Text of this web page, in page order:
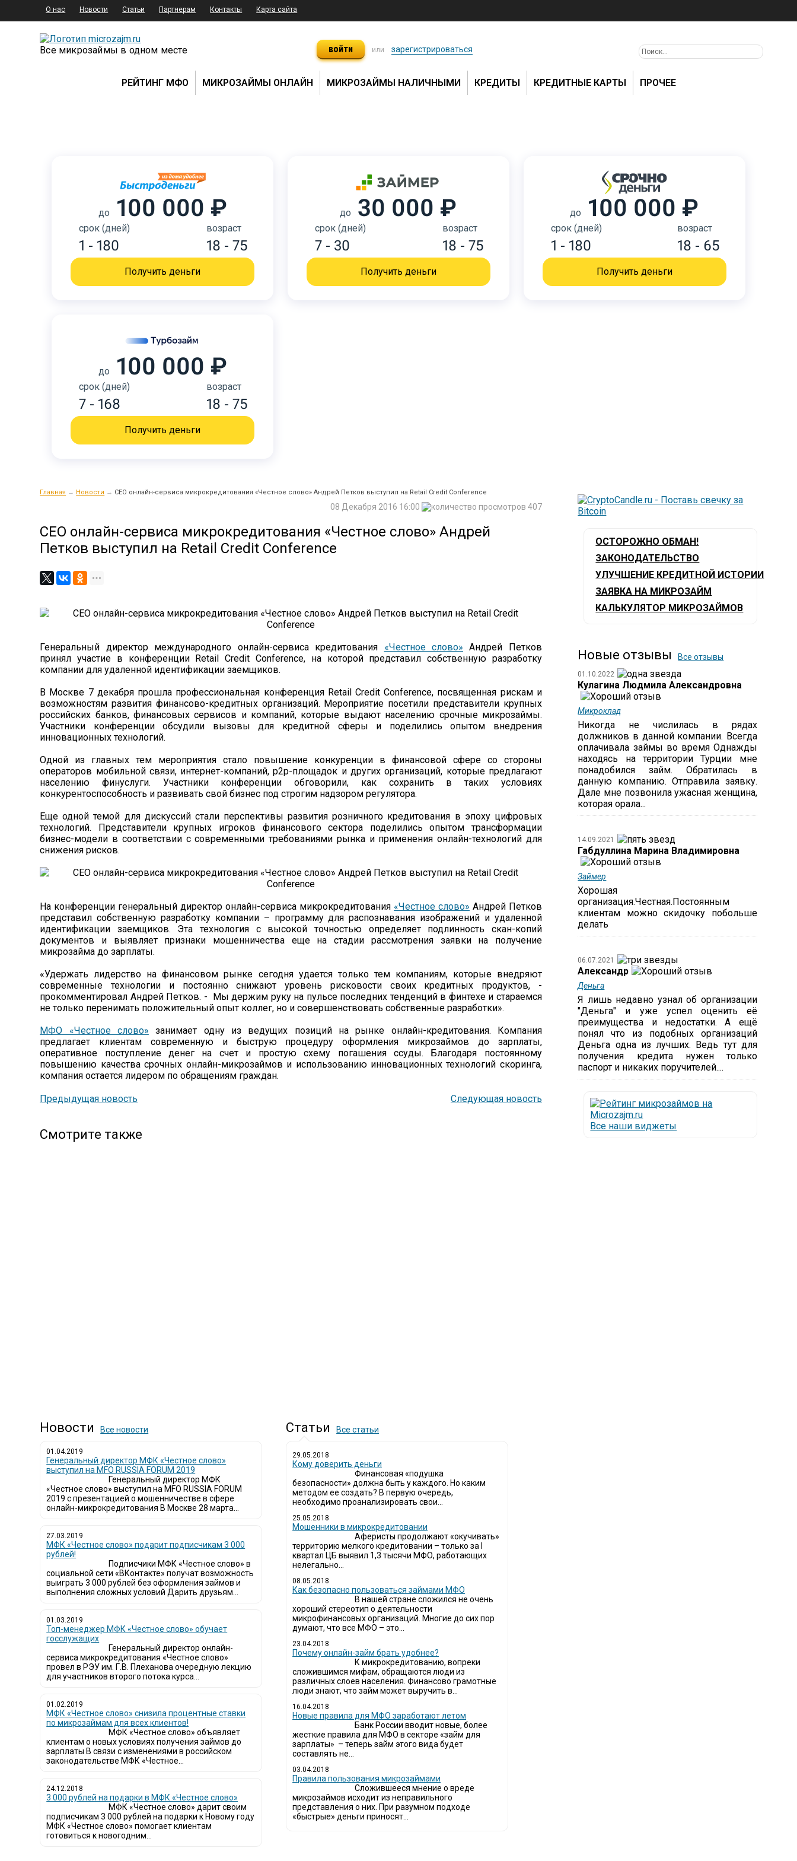
О нас Новости Статьи Партнерам Контакты Карта сайта
Все микрозаймы в одном месте войти или зарегистрироваться
РЕЙТИНГ МФО МИКРОЗАЙМЫ ОНЛАЙН МИКРОЗАЙМЫ НАЛИЧНЫМИ КРЕДИТЫ КРЕДИТНЫЕ КАРТЫ ПРОЧЕЕ
до 100 000 ₽
срок (дней)
1 - 180
возраст
18 - 75
Получить деньги
до 30 000 ₽
срок (дней)
7 - 30
возраст
18 - 75
Получить деньги
до 100 000 ₽
срок (дней)
1 - 180
возраст
18 - 65
Получить деньги
до 100 000 ₽
срок (дней)
7 - 168
возраст
18 - 75
Получить деньги
Главная → Новости → СЕО онлайн-сервиса микрокредитования «Честное слово» Андрей Петков выступил на Retail Credit Conference
407
08 Декабря 2016 16:00
СЕО онлайн-сервиса микрокредитования «Честное слово» Андрей
Петков выступил на Retail Credit Conference
Генеральный директор международного онлайн-сервиса кредитования «Честное слово» Андрей Петков
принял участие в конференции Retail Credit Conference, на которой представил собственную разработку
компании для удаленной идентификации заемщиков.
В Москве 7 декабря прошла профессиональная конференция Retail Credit Conference, посвященная рискам и
возможностям развития финансово-кредитных организаций. Мероприятие посетили представители крупных
российских банков, финансовых сервисов и компаний, которые выдают населению срочные микрозаймы.
Участники конференции обсудили вызовы для кредитной сферы и поделились опытом внедрения
инновационных технологий.
Одной из главных тем мероприятия стало повышение конкуренции в финансовой сфере со стороны
операторов мобильной связи, интернет-компаний, р2р-площадок и других организаций, которые предлагают
населению финуслуги. Участники конференции обговорили, как сохранить в таких условиях
конкурентоспособность и развивать свой бизнес под строгим надзором регулятора.
Еще одной темой для дискуссий стали перспективы развития розничного кредитования в эпоху цифровых
технологий. Представители крупных игроков финансового сектора поделились опытом трансформации
бизнес-модели в соответствии с современными требованиями рынка и применения онлайн-технологий для
снижения рисков.
На конференции генеральный директор онлайн-сервиса микрокредитования «Честное слово» Андрей Петков
представил собственную разработку компании – программу для распознавания изображений и удаленной
идентификации заемщиков. Эта технология с высокой точностью определяет подлинность скан-копий
документов и выявляет признаки мошенничества еще на стадии рассмотрения заявки на получение
микрозайма до зарплаты.
«Удержать лидерство на финансовом рынке сегодня удается только тем компаниям, которые внедряют
современные технологии и постоянно снижают уровень рисковости своих кредитных продуктов, -
прокомментировал Андрей Петков. - Мы держим руку на пульсе последних тенденций в финтехе и стараемся
не только перенимать положительный опыт коллег, но и совершенствовать собственные разработки».
МФО «Честное слово» занимает одну из ведущих позиций на рынке онлайн-кредитования. Компания
предлагает клиентам современную и быструю процедуру оформления микрозаймов до зарплаты,
оперативное поступление денег на счет и простую схему погашения ссуды. Благодаря постоянному
повышению качества срочных онлайн-микрозаймов и использованию инновационных технологий скоринга,
компания остается лидером по обращениям граждан.
Предыдущая новость Следующая новость
Смотрите также
Новости Все новости
01.04.2019
Генеральный директор МФК «Честное слово»
выступил на MFO RUSSIA FORUM 2019
Генеральный директор МФК
«Честное слово» выступил на MFO RUSSIA FORUM
2019 с презентацией о мошенничестве в сфере
онлайн-микрокредитования В Москве 28 марта...
27.03.2019
МФК «Честное слово» подарит подписчикам 3 000
рублей!
Подписчики МФК «Честное слово» в
социальной сети «ВКонтакте» получат возможность
выиграть 3 000 рублей без оформления займов и
выполнения сложных условий Дарить друзьям...
01.03.2019
Топ-менеджер МФК «Честное слово» обучает
госслужащих
Генеральный директор онлайн-
сервиса микрокредитования «Честное слово»
провел в РЭУ им. Г.В. Плеханова очередную лекцию
для участников второго потока курса...
01.02.2019
МФК «Честное слово» снизила процентные ставки
по микрозаймам для всех клиентов!
МФК «Честное слово» объявляет
клиентам о новых условиях получения займов до
зарплаты В связи с изменениями в российском
законодательстве МФК «Честное...
24.12.2018
3 000 рублей на подарки в МФК «Честное слово»
МФК «Честное слово» дарит своим
подписчикам 3 000 рублей на подарки к Новому году
МФК «Честное слово» помогает клиентам
готовиться к новогодним...
Статьи Все статьи
29.05.2018
Кому доверить деньги
Финансовая «подушка
безопасности» должна быть у каждого. Но каким
методом ее создать? В первую очередь,
необходимо проанализировать свои...
25.05.2018
Мошенники в микрокредитовании
Аферисты продолжают «окучивать»
территорию мелкого кредитовании – только за I
квартал ЦБ выявил 1,3 тысячи МФО, работающих
нелегально...
08.05.2018
Как безопасно пользоваться займами МФО
В нашей стране сложился не очень
хороший стереотип о деятельности
микрофинансовых организаций. Многие до сих пор
думают, что все МФО – это...
23.04.2018
Почему онлайн-займ брать удобнее?
К микрокредитованию, вопреки
сложившимся мифам, обращаются люди из
различных слоев населения. Финансово грамотные
люди знают, что займ может выручить в...
16.04.2018
Новые правила для МФО заработают летом
Банк России вводит новые, более
жесткие правила для МФО в секторе «займ для
зарплаты» – теперь займ этого вида будет
составлять не...
03.04.2018
​Правила пользования микрозаймами
Сложившееся мнение о вреде
микрозаймов исходит из неправильного
представления о них. При разумном подходе
«быстрые» деньги приносят...
ОСТОРОЖНО ОБМАН!
ЗАКОНОДАТЕЛЬСТВО
УЛУЧШЕНИЕ КРЕДИТНОЙ ИСТОРИИ
ЗАЯВКА НА МИКРОЗАЙМ
КАЛЬКУЛЯТОР МИКРОЗАЙМОВ
Новые отзывы Все отзывы
01.10.2022
Кулагина Людмила Александровна
Микроклад
Никогда не числилась в рядах
должников в данной компании. Всегда
оплачивала займы во время Однажды
находясь на территории Турции мне
понадобился займ. Обратилась в
данную компанию. Отправила заявку.
Дале мне позвонила ужасная женщина,
которая орала...
14.09.2021
Габдуллина Марина Владимировна
Займер
Хорошая
организация.Честная.Постоянным
клиентам можно скидочку побольше
делать
06.07.2021
Александр
Деньга
Я лишь недавно узнал об организации
"Деньга" и уже успел оценить её
преимущества и недостатки. А ещё
понял что из подобных организаций
Деньга одна из лучших. Ведь тут для
получения кредита нужен только
паспорт и никаких поручителей....
Все наши виджеты